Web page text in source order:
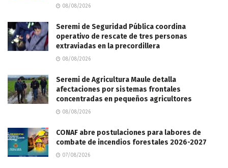
08/08/2026
Seremi de Seguridad Pública coordina
operativo de rescate de tres personas
extraviadas en la precordillera
08/08/2026
Seremi de Agricultura Maule detalla
afectaciones por sistemas frontales
concentradas en pequeños agricultores
08/08/2026
CONAF abre postulaciones para labores de
combate de incendios forestales 2026-2027
07/08/2026